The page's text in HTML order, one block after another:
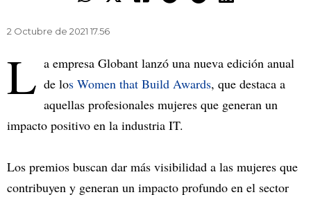
2 Octubre de 2021 17.56
L a empresa Globant lanzó una nueva edición anual
de los Women that Build Awards, que destaca a
aquellas profesionales mujeres que generan un
impacto positivo en la industria IT.
Los premios buscan dar más visibilidad a las mujeres que
contribuyen y generan un impacto profundo en el sector